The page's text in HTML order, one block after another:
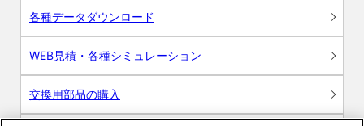
各種データダウンロード
WEB見積・各種シミュレーション
交換用部品の購入